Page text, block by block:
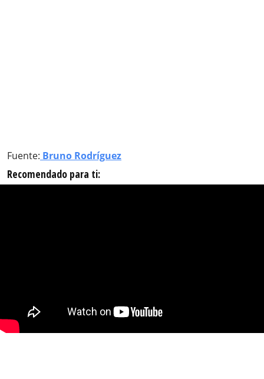
Fuente: Bruno Rodríguez
Recomendado para ti: